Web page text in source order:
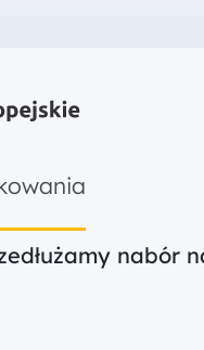
dla Mazowsza
nabór